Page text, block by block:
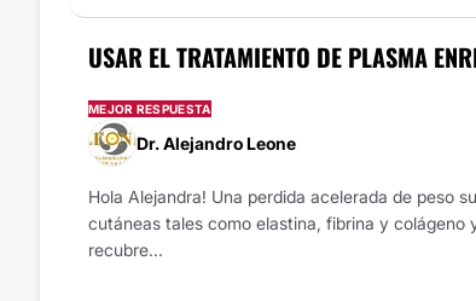
USAR EL TRATAMIENTO DE PLASMA
MEJOR RESPUESTA
Dr. Alejandro Leone
Hola Alejandra! Una perdida acelerada de peso
cutáneas tales como elastina, fibrina y
recubre...